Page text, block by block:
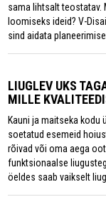
sama lihtsalt teostatav.
loomiseks ideid? V-
sind aidata
LIUGLEV UKS
MILLE
Kauni ja maitseka kodu
soetatud esemeid
rõivad või oma aega
funktsionaalse
öeldes saab vaikselt